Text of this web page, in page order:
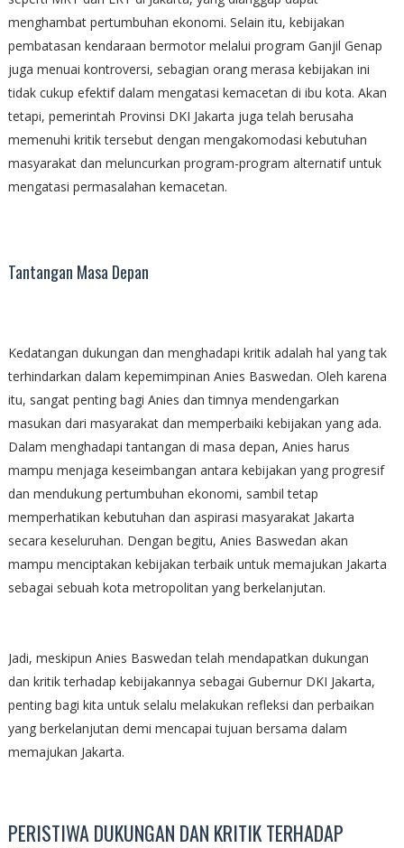
menghambat pertumbuhan ekonomi. Selain itu, kebijakan
pembatasan kendaraan bermotor melalui program Ganjil Genap
juga menuai kontroversi, sebagian orang merasa kebijakan ini
tidak cukup efektif dalam mengatasi kemacetan di ibu kota. Akan
tetapi, pemerintah Provinsi DKI Jakarta juga telah berusaha
memenuhi kritik tersebut dengan mengakomodasi kebutuhan
masyarakat dan meluncurkan program-program alternatif untuk
mengatasi permasalahan kemacetan.
Tantangan Masa Depan
Kedatangan dukungan dan menghadapi kritik adalah hal yang tak
terhindarkan dalam kepemimpinan Anies Baswedan. Oleh karena
itu, sangat penting bagi Anies dan timnya mendengarkan
masukan dari masyarakat dan memperbaiki kebijakan yang ada.
Dalam menghadapi tantangan di masa depan, Anies harus
mampu menjaga keseimbangan antara kebijakan yang progresif
dan mendukung pertumbuhan ekonomi, sambil tetap
memperhatikan kebutuhan dan aspirasi masyarakat Jakarta
secara keseluruhan. Dengan begitu, Anies Baswedan akan
mampu menciptakan kebijakan terbaik untuk memajukan Jakarta
sebagai sebuah kota metropolitan yang berkelanjutan.
Jadi, meskipun Anies Baswedan telah mendapatkan dukungan
dan kritik terhadap kebijakannya sebagai Gubernur DKI Jakarta,
penting bagi kita untuk selalu melakukan refleksi dan perbaikan
yang berkelanjutan demi mencapai tujuan bersama dalam
memajukan Jakarta.
PERISTIWA DUKUNGAN DAN KRITIK TERHADAP